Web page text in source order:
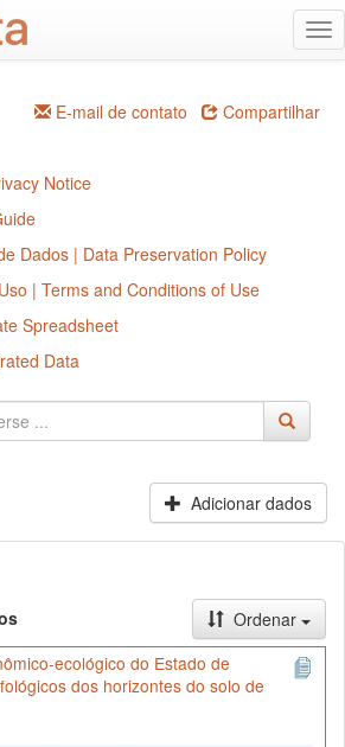
E-mail de contato Compartilhar
Notice
Dados | Data Preservation Policy
| Terms and Conditions of Use
Spreadsheet
Data
Adicionar dados
Ordenar
ecológico do Estado de
dos horizontes do solo de